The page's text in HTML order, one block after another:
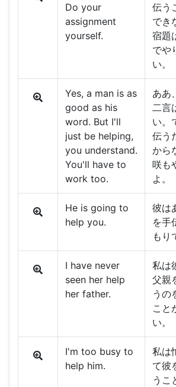
Do your
assignment
yourself.
伝う
でき
宿題
でや
い。
Yes, a man is as
good as his
word. But I'll
just be helping,
you understand.
You'll have to
work too.
ああ
二言
い。
伝う
から
咲も
よ。
He is going to
help you.
彼は
を手
もり
I have never
seen her help
her father.
私は
父親
うの
こと
い。
I'm too busy to
help him.
私は
て彼
うこ